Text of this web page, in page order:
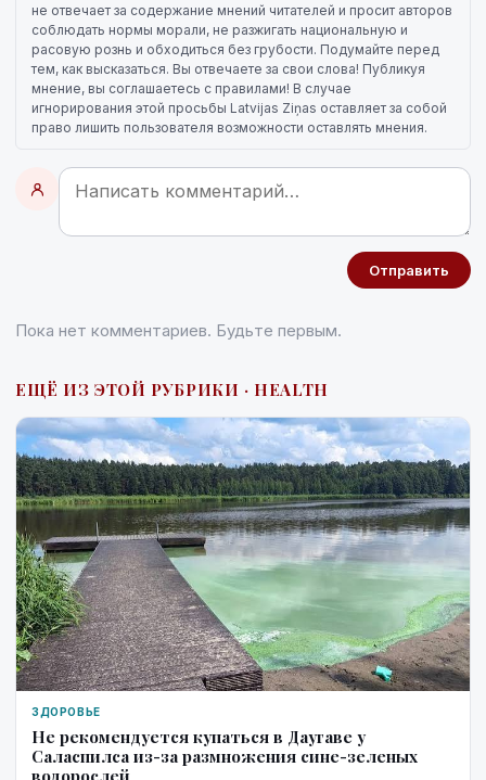
не отвечает за содержание мнений читателей и просит авторов
соблюдать нормы морали, не разжигать национальную и
расовую рознь и обходиться без грубости. Подумайте перед
тем, как высказаться. Вы отвечаете за свои слова! Публикуя
мнение, вы соглашаетесь с правилами! В случае
игнорирования этой просьбы Latvijas Ziņas оставляет за собой
право лишить пользователя возможности оставлять мнения.
Отправить
Пока нет комментариев. Будьте первым.
ЕЩЁ ИЗ ЭТОЙ РУБРИКИ · HEALTH
ЗДОРОВЬЕ
Не рекомендуется купаться в Даугаве у
Саласпилса из-за размножения сине-зеленых
водорослей